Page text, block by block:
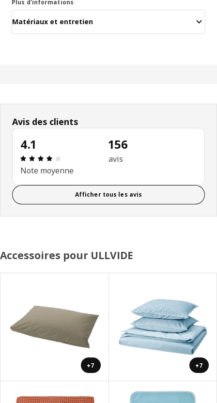
Plus d'informations
Matériaux et entretien
Avis des clients
4.1
Avis: 4.1 sur 5 étoiles. Nombre total d’avis: 156
Note moyenne
156
avis
Afficher tous les avis
Accessoires pour ULLVIDE
+7 +7